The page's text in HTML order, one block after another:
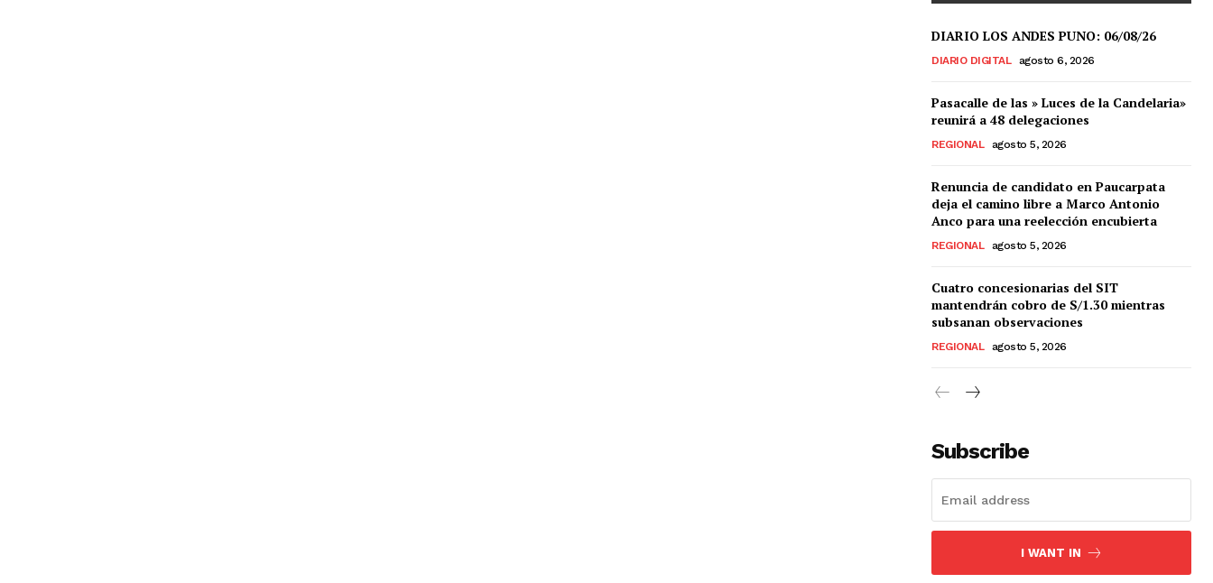
DIARIO LOS ANDES PUNO: 06/08/26
DIARIO DIGITAL agosto 6, 2026
Pasacalle de las » Luces de la Candelaria»
reunirá a 48 delegaciones
REGIONAL agosto 5, 2026
Renuncia de candidato en Paucarpata
deja el camino libre a Marco Antonio
Anco para una reelección encubierta
REGIONAL agosto 5, 2026
Cuatro concesionarias del SIT
mantendrán cobro de S/1.30 mientras
subsanan observaciones
REGIONAL agosto 5, 2026
Subscribe
I WANT IN